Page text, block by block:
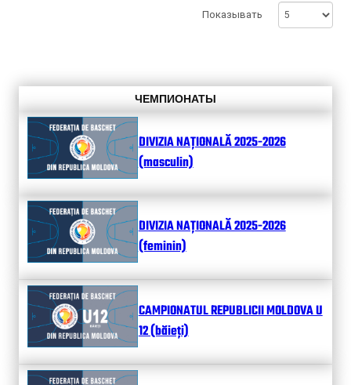
Показывать
ЧЕМПИОНАТЫ
DIVIZIA NAȚIONALĂ 2025-2026
(masculin)
DIVIZIA NAȚIONALĂ 2025-2026
(feminin)
CAMPIONATUL REPUBLICII MOLDOVA U
12 (băieți)